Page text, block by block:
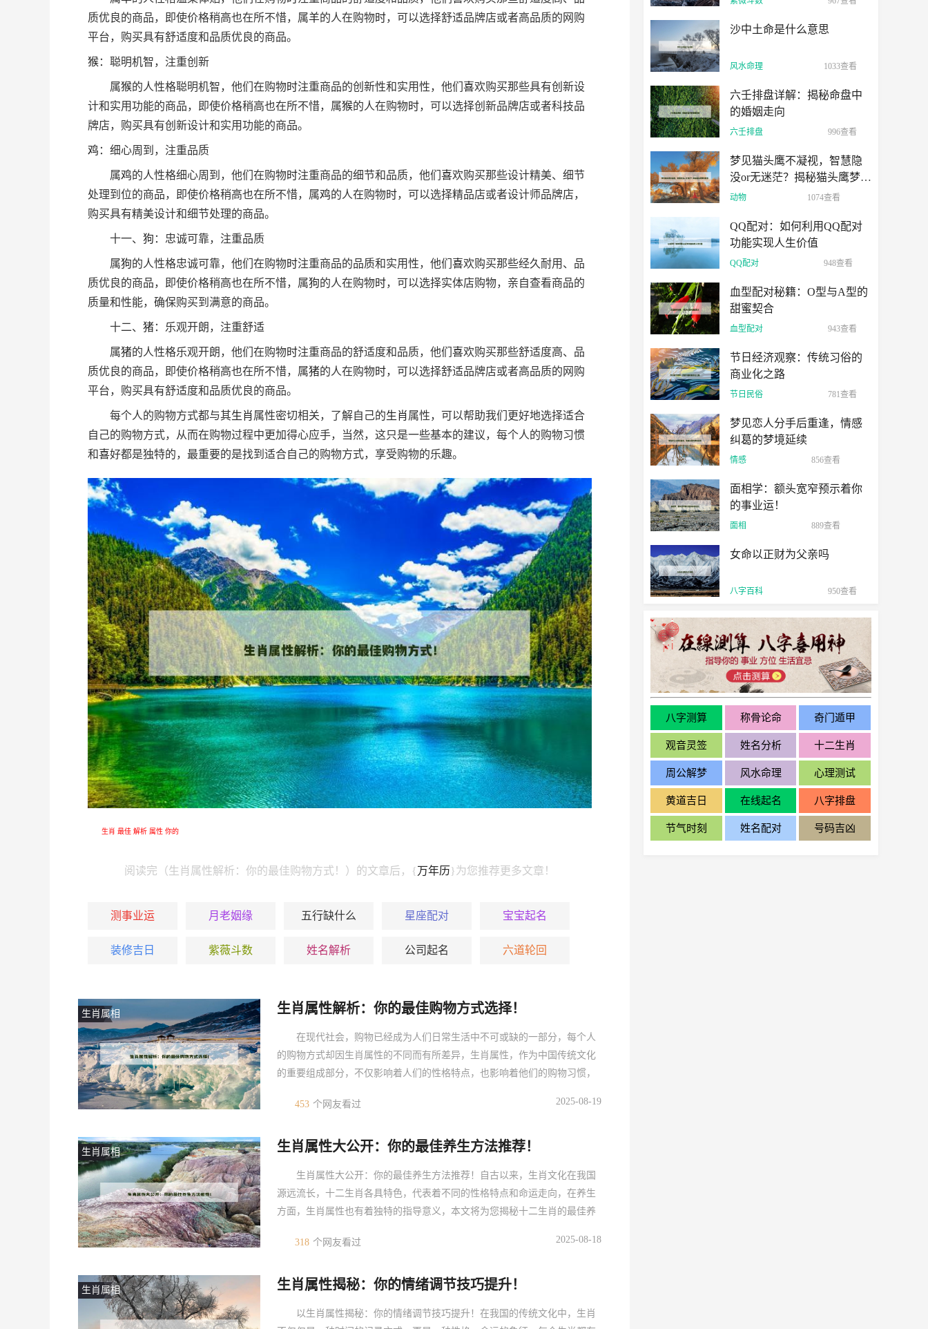
质优良的商品，即使价格稍高也在所不惜，属羊的人在购物时，可以选择舒适品牌店或者高品质的网购
平台，购买具有舒适度和品质优良的商品。
猴：聪明机智，注重创新
属猴的人性格聪明机智，他们在购物时注重商品的创新性和实用性，他们 喜欢购买那些具有创新设
计和实用功能的商品，即使价格稍高也在所不惜，属猴的人在购物时，可以选择创新品牌店或者科技品
牌店，购买具有创新设计和实用功能的商品。
鸡 ：细心周到，注重品质
属鸡的人性格细心周到，他们在购物时注重商品的细节和品质，他们 喜欢购买那些设计精美、细节
处理到位的商品，即使价格稍高也在所不惜，属鸡的人在购物时，可以选择精品店或者设计师品牌店，
购买具有精美设计和细节处理的商品。
十一、 狗 ：忠诚可靠，注重品质
属狗的人性格忠诚可靠，他们在购物时注重商品的品质和实用性，他们 喜欢购买那些经久耐用、品
质优良的商品，即使价格稍高也在所不惜，属狗的人在购物时，可以选择实体店购物，亲自查看商品的
质量和性能，确保购买到满意的商品。
十二、 猪：乐观开朗，注重舒适
属猪的人性格乐观开朗，他们在购物时注重商品的舒适度和品质，他们 喜欢购买那些舒适度高、品
质优良的商品，即使价格稍高也在所不惜，属猪的人在购物时，可以选择舒适品牌店或者高品质的网购
平台，购买具有舒适度和品质优良的商品。
每个人的购物方式都与其生肖属性密切相关，了解自己的生肖属性，可以帮助我们更好地选择适合
自己的购物方式，从而在购物过程中更加得心应手，当然，这只是一些基本的建议，每个人的购物习惯
和喜好都是独特的，最重要的是找到适合自己的购物方式，享受购物的乐趣。
生肖 最佳 解析 属性 你的
阅读完（生肖属性解析：你的最佳购物方式！）的文章后，{万年历}为您推荐更多文章！
测事业运 月老姻缘 五行缺什么 星座配对 宝宝起名
装修吉日 紫薇斗数 姓名解析 公司起名 六道轮回
生肖属相 生肖属性解析：你的最佳购物方式选择！
在现代社会，购物已经成为人们日常生活中不可或缺的一部分，每个人
的购物方式却因生肖属性的不同而有所差异，生肖属性，作为中国传统文化
的重要组成部分，不仅影响着人们的性格特点，也影响着他们的购物习惯，
肖属性与购物方式的关系鼠：生肖鼠的人通常具有敏锐的洞察力和判断力，
好充分的
453 个网友看过 2025-08-19
生肖属相 生肖属性大公开：你的最佳养生方法推荐！
生肖属性大公开：你的最佳养生方法推荐！自古以来，生肖文化在我国
源远流长，十二生肖各具特色，代表着不同的性格特点和命运走向，在养生
方面，生肖属性也有着独特的指导意义，本文将为您揭秘十二生肖的最佳养
养生方面，建议注重饮食调理，多吃富含蛋白质、维生素的食物，如鱼类、
年出生的
318 个网友看过 2025-08-18
生肖属相 生肖属性揭秘：你的情绪调节技巧提升！
以生肖属性揭秘：你的情绪调节技巧提升！在我国的传统文化中，生肖
沙中土命是什么意思
风水命理 1033查看
六壬排盘详解：揭秘命盘中
的婚姻走向
六壬排盘 996查看
梦见猫头鹰不凝视，智慧隐
没or无迷茫？揭秘猫头鹰梦的
寓意
动物 1074查看
QQ配对：如何利用QQ配对
功能实现人生价值
QQ配对 948查看
血型配对秘籍：O型与A型的
甜蜜契合
血型配对 943查看
节日经济观察：传统习俗的
商业化之路
节日民俗 781查看
梦见恋人分手后重逢，情感
纠葛的梦境延续
情感 856查看
面相学：额头宽窄预示着你
的事业运！
面相 889查看
女命以正财为父亲吗
八字百科 950查看
八字测算 称骨论命 奇门遁甲
观音灵签 姓名分析 十二生肖
周公解梦 风水命理 心理测试
黄道吉日 在线起名 八字排盘
节气时刻 姓名配对 号码吉凶